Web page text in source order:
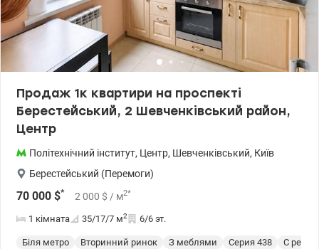
Продаж 1к квартири на проспекті
Берестейський, 2 Шевченківський район,
Центр
Політехнічний інститут, Центр, Шевченківський, Київ
Берестейський (Перемоги)
70 000 $* 2 000 $ / м2*
1 кімната 35/17/7 м2 6/6 эт.
Біля метро Вторинний ринок З меблями Серия 438
С